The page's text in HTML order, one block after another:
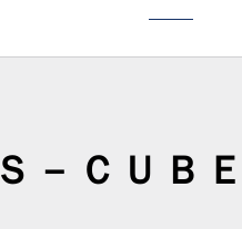
Ｓ－ＣＵＢ